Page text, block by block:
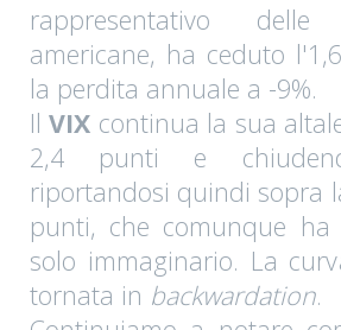
rappresentativo delle
americane, ha ceduto
la perdita annuale a -9%.
IlVIX continua la sua
2,4 punti e
riportandosi quindi sopra
punti, che comunque ha
solo immaginario. La
tornata in backwardation.